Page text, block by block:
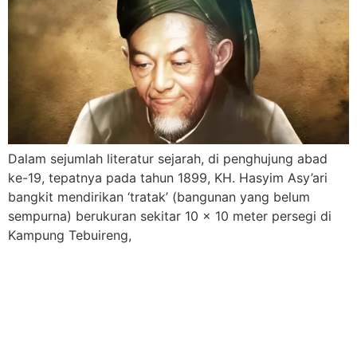
Dalam sejumlah literatur sejarah, di penghujung abad
ke-19, tepatnya pada tahun 1899, KH. Hasyim Asy’ari
bangkit mendirikan ‘tratak’ (bangunan yang belum
sempurna) berukuran sekitar 10 x 10 meter persegi di
Kampung Tebuireng,